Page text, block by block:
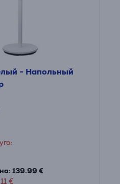
- Напольный
139.99 €
€